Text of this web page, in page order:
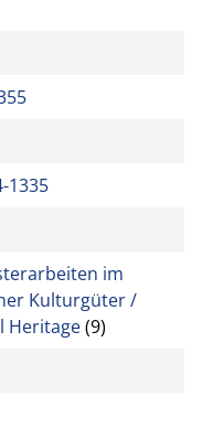
1335
im
Kulturgüter /
Heritage(9)